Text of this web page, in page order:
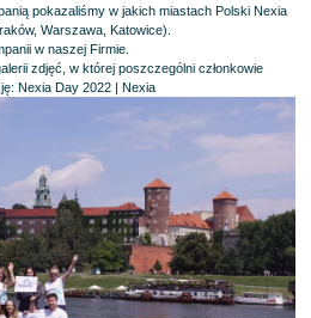
pokazaliśmy w jakich miastach Polski Nexia
Warszawa, Katowice).
w naszej Firmie.
zdjęć, w której poszczególni członkowie
Nexia Day 2022 | Nexia